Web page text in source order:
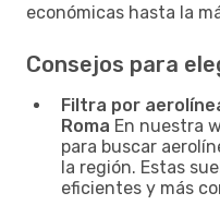
económicas hasta la
Consejos para
Filtra por
Roma En nuestra
para buscar
la región. Estas
eficientes y más